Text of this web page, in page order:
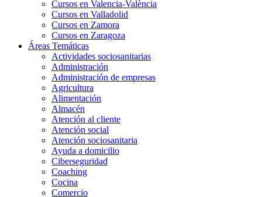
Cursos en Valencia-València
Cursos en Valladolid
Cursos en Zamora
Cursos en Zaragoza
Áreas Temáticas
Actividades sociosanitarias
Administración
Administración de empresas
Agricultura
Alimentación
Almacén
Atención al cliente
Atención social
Atención sociosanitaria
Ayuda a domicilio
Ciberseguridad
Coaching
Cocina
Comercio